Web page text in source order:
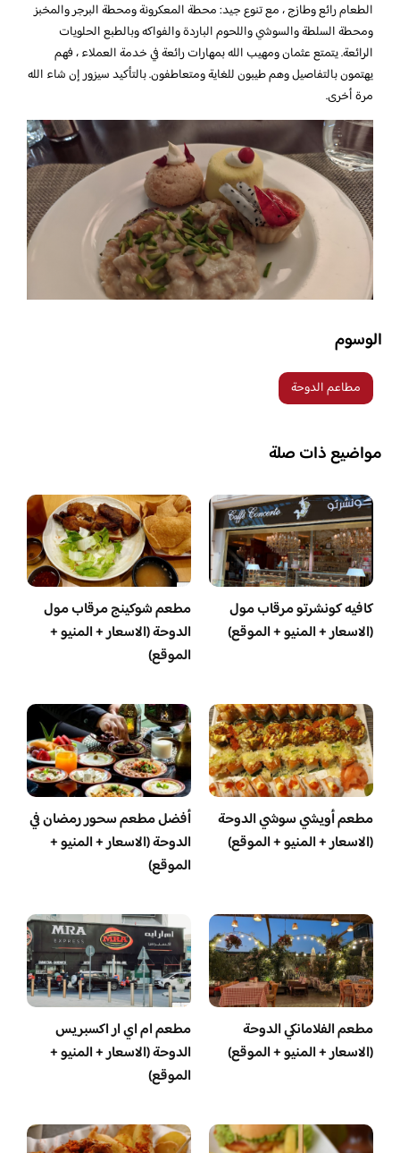
الطعام رائع وطازج ، مع تنوع جيد: محطة المعكرونة ومحطة البرجر والمخبز
ومحطة السلطة والسوشي واللحوم الباردة والفواكه وبالطبع الحلويات
الرائعة. يتمتع عثمان ومهيب الله بمهارات رائعة في خدمة العملاء ، فهم
يهتمون بالتفاصيل وهم طيبون للغاية ومتعاطفون. بالتأكيد سيزور إن شاء الله
مرة أخرى.
الوسوم
مطاعم الدوحة
مواضيع ذات صلة
كافيه كونشرتو مرقاب مول
(الاسعار + المنيو + الموقع)
مطعم شوكينج مرقاب مول
الدوحة (الاسعار + المنيو +
الموقع)
مطعم أويشي سوشي الدوحة
(الاسعار + المنيو + الموقع)
أفضل مطعم سحور رمضان في
الدوحة (الاسعار + المنيو +
الموقع)
مطعم الفلامانكي الدوحة
(الاسعار + المنيو + الموقع)
مطعم ام اي ار اكسبريس
الدوحة (الاسعار + المنيو +
الموقع)